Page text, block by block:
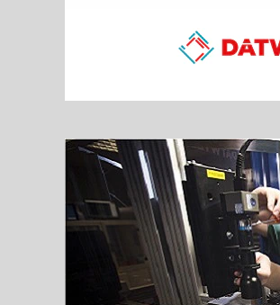
Інженерно-
технічні
служби